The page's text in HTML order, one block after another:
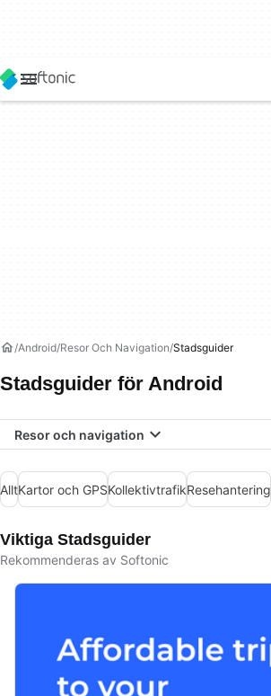
Android Resor Och Navigation Stadsguider
Stadsguider för Android
Resor och navigation
AlltKartor och GPSKollektivtrafikResehantering
Viktiga Stadsguider
Rekommenderas av Softonic